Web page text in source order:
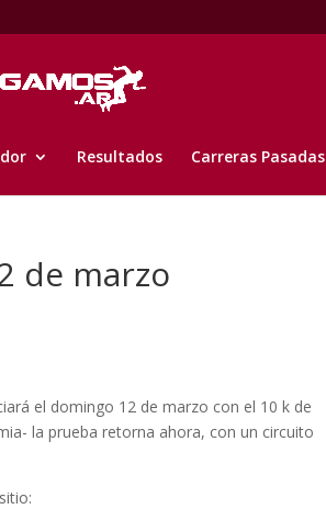
Resultados Carreras Pasadas
de marzo
el domingo 12 de marzo con el 10 k de
la prueba retorna ahora, con un circuito